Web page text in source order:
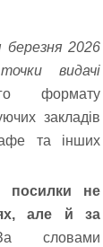
березня 2026
видачі
формату
закладів
та інших
посилки не
але й за